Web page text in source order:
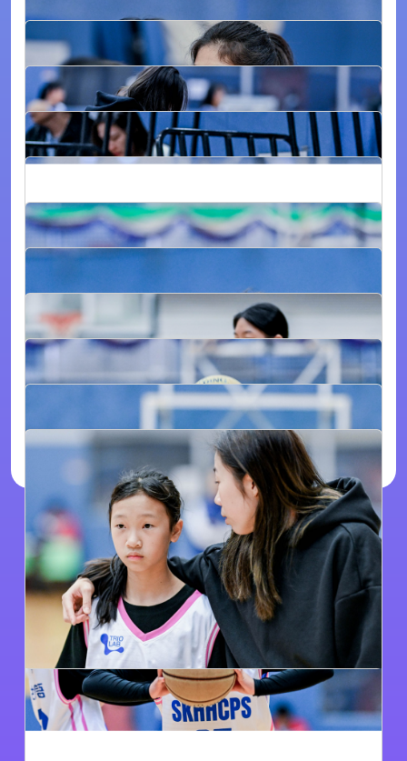
返 回
聖公會聖匠小學 S.K.H. Holy Carpenter